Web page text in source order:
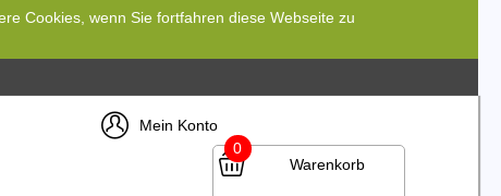
Cookies, wenn Sie fortfahren diese Webseite zu
Mein Konto
0
Warenkorb